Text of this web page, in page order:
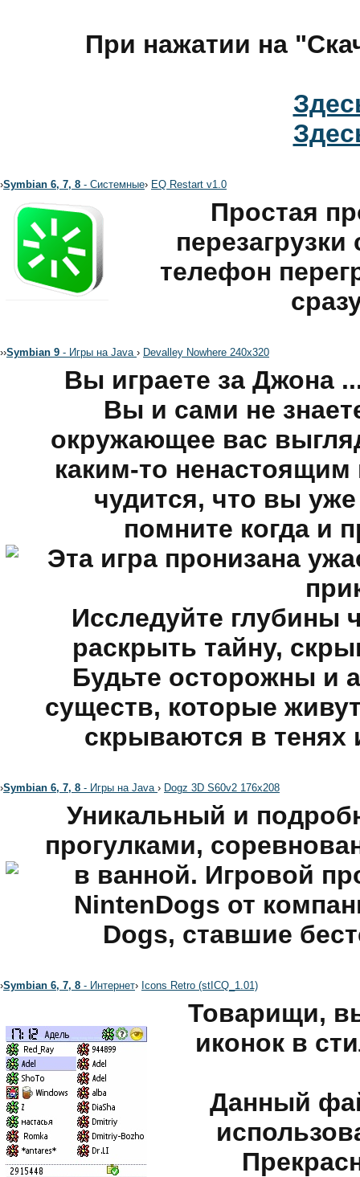
При нажатии на
›Symbian 6, 7, 8 - Системные› EQ Restart v1.0
Простая
телефон
››Symbian 9 - Игры на Java › Devalley Nowhere 240x320
Вы играете за Джона
Вы и сами не
окружающее вас
каким-то
чудится, что вы
помните когда и
Эта игра пронизана
Исследуйте глубины
раскрыть тайну,
Будьте осторожны и
существ, которые
скрываются в тенях
›Symbian 6, 7, 8 - Игры на Java › Dogz 3D S60v2 176x208
Уникальный и
прогулками,
в ванной. Игровой
NintenDogs от
Dogs, ставшие
›Symbian 6, 7, 8 - Интернет› Icons Retro (stICQ_1.01)
Товарищи,
иконок в
Данный